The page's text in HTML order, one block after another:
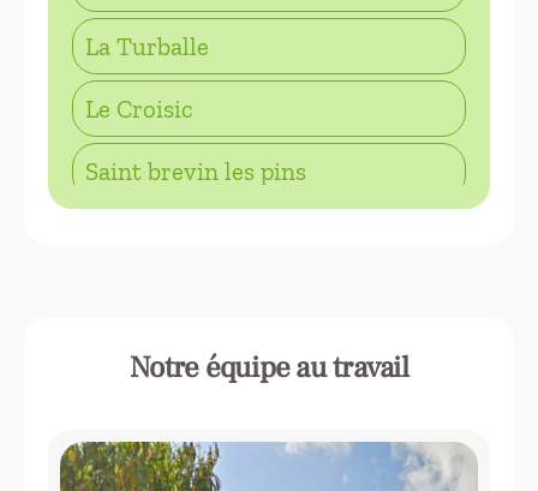
La Turballe
Le Croisic
Saint brevin les pins
BlainNotre équipe au travail